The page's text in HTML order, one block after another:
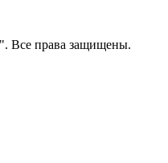
Все права защищены.